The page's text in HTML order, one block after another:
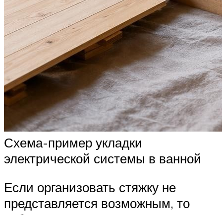
Схема-пример укладки
электрической системы в ванной
Если организовать стяжку не
представляется возможным, то